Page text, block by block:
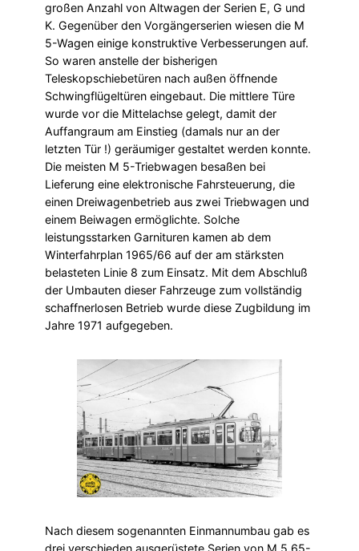
großen Anzahl von Altwagen der Serien E, G und
K. Gegenüber den Vorgängerserien wiesen die M
5-Wagen einige konstruktive Verbesserungen auf.
So waren anstelle der bisherigen
Teleskopschiebetüren nach außen öffnende
Schwingflügeltüren eingebaut. Die mittlere Türe
wurde vor die Mittelachse gelegt, damit der
Auffang­raum am Einstieg (damals nur an der
letzten Tür !) geräumiger gestaltet werden konnte.
Die meisten M 5-Triebwagen besaßen bei
Lieferung eine elektronische Fahrsteuerung, die
einen Dreiwagenbetrieb aus zwei Triebwagen und
einem Beiwagen ermöglichte. Solche
leistungsstarken Garnituren kamen ab dem
Winterfahrplan 1965/66 auf der am stärksten
belasteten Linie 8 zum Einsatz. Mit dem Abschluß
der Umbauten dieser Fahrzeuge zum vollständig
schaffnerlosen Betrieb wurde diese Zugbildung im
Jahre 1971 aufgegeben.
Nach diesem sogenannten Einmannumbau gab es
drei verschieden ausgerüstete Serien von M 5.65-